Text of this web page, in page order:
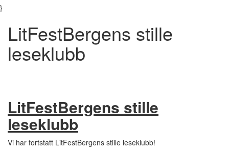
}
LitFestBergens stille
leseklubb
LitFestBergens stille
leseklubb
Vi har fortstatt LitFestBergens stille leseklubb!